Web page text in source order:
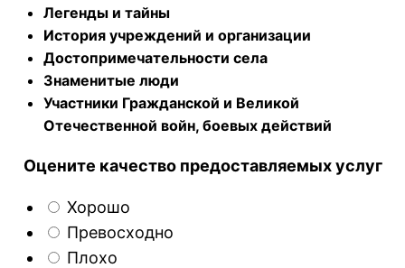
Легенды и тайны
История учреждений и организации
Достопримечательности села
Знаменитые люди
Участники Гражданской и Великой
Отечественной войн, боевых действий
Оцените качество предоставляемых услуг
Хорошо
Превосходно
Плохо